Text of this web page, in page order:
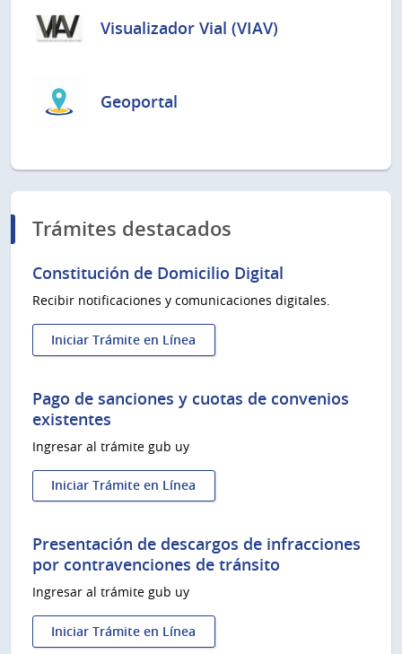
Visualizador Vial (VIAV)
Geoportal
Trámites destacados
Constitución de Domicilio Digital
Recibir notificaciones y comunicaciones digitales.
Iniciar Trámite en Línea
:
de
Domicilio
Pago de sanciones y cuotas de convenios
existentes
Ingresar al trámite gub uy
Iniciar Trámite en Línea
:
de
sanciones
y
cuotas
convenios
existentes
Presentación de descargos de infracciones
por contravenciones de tránsito
Ingresar al trámite gub uy
Iniciar Trámite en Línea
: